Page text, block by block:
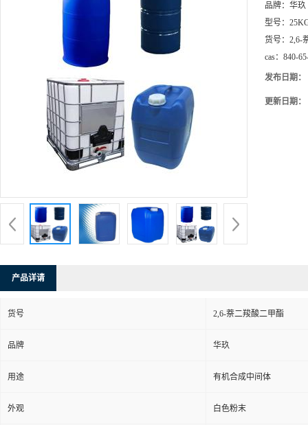
品牌： 华玖
型号：
货号： 2,6-
cas： 840-
发布日期：
更新日期：
产品详请
货号 2,6-萘二羧酸二甲酯
品牌 华玖
用途 有机合成中间体
外观 白色粉末